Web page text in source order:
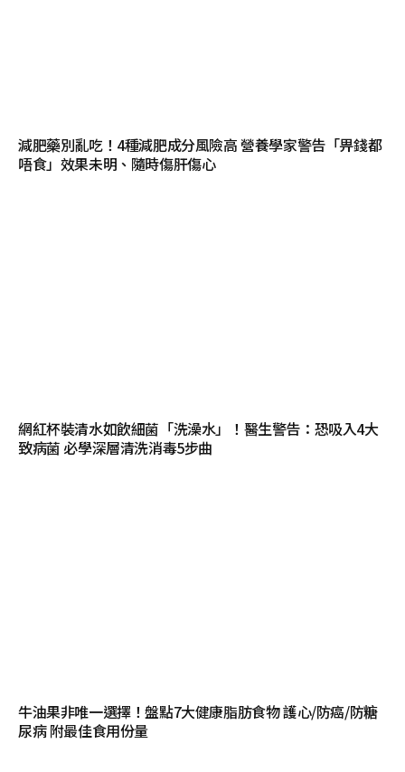
減肥藥別亂吃！4種減肥成分風險高 營養學家警告「畀錢都
唔食」效果未明、隨時傷肝傷心
網紅杯裝清水如飲細菌「洗澡水」！醫生警告：恐吸入4大
致病菌 必學深層清洗消毒5步曲
牛油果非唯一選擇！盤點7大健康脂肪食物 護心/防癌/防糖
尿病 附最佳食用份量